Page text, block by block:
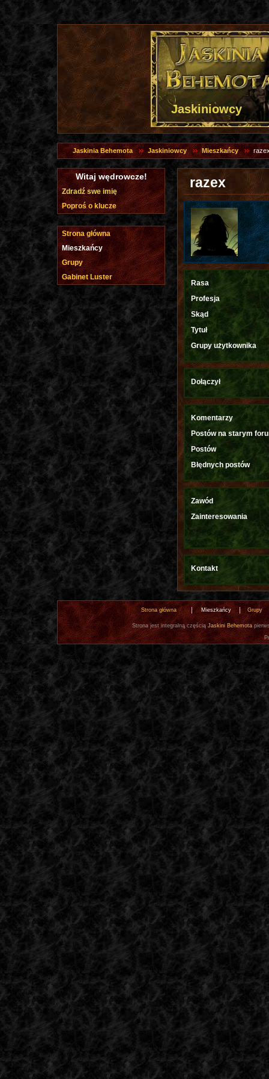
Jaskiniowcy
Jaskinia Behemota Jaskiniowcy Mieszkańcy
razex
Rasa
Profesja
Skąd
Tytuł
Grupy użytkownika
Dołączył
Komentarzy
Postów na starym
Postów
Błędnych postów
Zawód
Zainteresowania
Kontakt
Witaj wędrowcze!
Zdradź swe imię
Poproś o klucze
Strona główna
Mieszkańcy
Grupy
Gabinet Luster
Strona główna Mieszkańcy Grupy
Strona jest integralną częścią Jaskini Behemota